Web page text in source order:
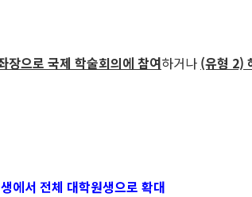
장으로 국제 학술회의에 참여하거나 (유형 2)
에서 전체 대학원생으로 확대